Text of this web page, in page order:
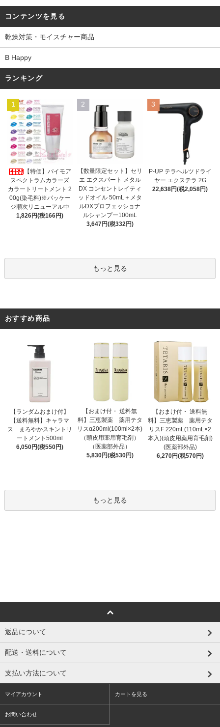
コンテンツを見る
乾燥対策・モイスチャー商品
B Happy
ランキング
1
【特価】パイモア
スペクトラムカラーズ
カラートリートメント 2
00g(染毛料)※パッケー
ジ順次リニューアル中
1,826円(税166円)
2
【数量限定セット】セリ
エ エクスパート メタル
DX コンセントレイティ
ッドオイル 50mL＋メタ
ルDXプロフェッショナ
ルシャンプー100mL
3,647円(税332円)
3
P-UP テラヘルツドライ
ヤー エクステラ 2G
22,638円(税2,058円)
もっと見る
おすすめ商品
【ランダムおまけ付】
【送料無料】キャラマ
ス まろやかスキントリ
ートメント500ml
6,050円(税550円)
【おまけ付・ 送料無
料】三恵製薬 薬用テタ
リスα200ml(100ml×2本)
（頭皮用薬用育毛剤）
（医薬部外品）
5,830円(税530円)
【おまけ付・ 送料無
料】三恵製薬 薬用テタ
リスF 220mL(110mL×2
本入)(頭皮用薬用育毛剤)
(医薬部外品)
6,270円(税570円)
もっと見る
返品について
配送・送料について
支払い方法について
マイアカウント カートを見る
お問い合わせ